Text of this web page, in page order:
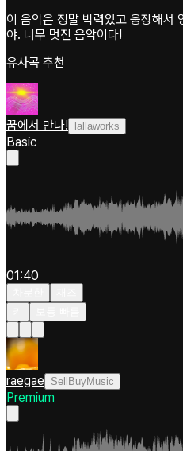
이 음악은 정말 박력있고 웅장해서
야. 너무 멋진 음악이다!
유사곡 추천
꿈에서 만나! lallaworks
Basic
01:40
raegae SellBuyMusic
Premium